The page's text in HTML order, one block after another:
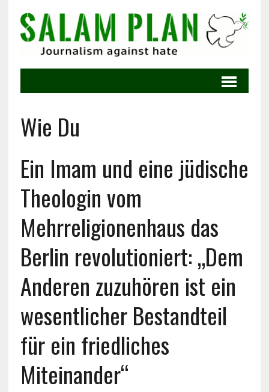
Wie Du
Ein Imam und eine jüdische
Theologin vom
Mehrreligionenhaus das
Berlin revolutioniert: „Dem
Anderen zuzuhören ist ein
wesentlicher Bestandteil
für ein friedliches
Miteinander“